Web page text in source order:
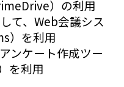
）の利用
て、Web会議シス
）を利用
ンケート作成ツー
を利用